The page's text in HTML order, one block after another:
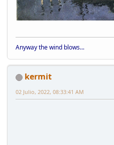
Anyway the wind blows...
kermit
02 Julio, 2022, 08:33:41 AM